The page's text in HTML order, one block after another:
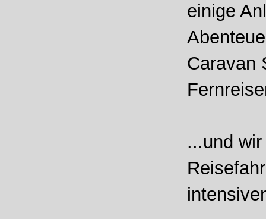
einige
Caravan
...und